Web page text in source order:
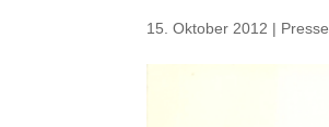
15. Oktober 2012 | Presse